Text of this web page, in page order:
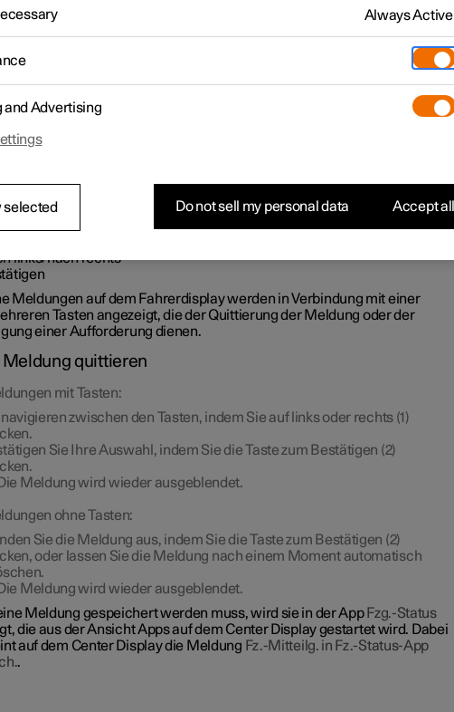
auf dem Fahrerdisplay werden über das rechte Tastenfeld am
quittiert.
für Meldung auf dem Fahrerdisplay und rechtem Lenkradtastenfeld.
links/nach rechts
Meldungen auf dem Fahrerdisplay werden in Verbindung mit einer
Tasten angezeigt, die der Quittierung der Meldung oder der
einer Aufforderung dienen.
Meldung quittieren
mit Tasten:
zwischen den Tasten, indem Sie auf links oder rechts (1)
Sie Ihre Auswahl, indem Sie die Taste zum Bestätigen (2)
Die Meldung wird wieder ausgeblendet.
ohne Tasten:
Sie die Meldung aus, indem Sie die Taste zum Bestätigen (2)
oder lassen Sie die Meldung nach einem Moment automatisch
Die Meldung wird wieder ausgeblendet.
Meldung gespeichert werden muss, wird sie in der App Fzg.-Status
die aus der Ansicht Apps auf dem Center Display gestartet wird. Dabei
auf dem Center Display die Meldung Fz.-Mitteilg. in Fz.-Status-App
.
Always Active
and Advertising
selected Do not sell my personal data Accept all